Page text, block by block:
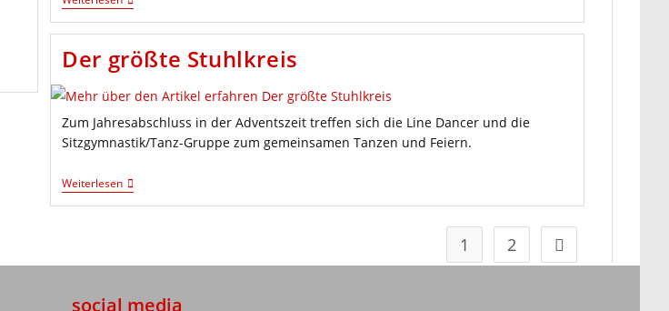
Frühlingstanz
Der größte Stuhlkreis
Zum Jahresabschluss in der Adventszeit treffen sich die Line Dancer und die
Sitzgymnastik/Tanz-Gruppe zum gemeinsamen Tanzen und Feiern.
WeiterlesenDer
Größte
1 2 Zur nächsten Seite
social media